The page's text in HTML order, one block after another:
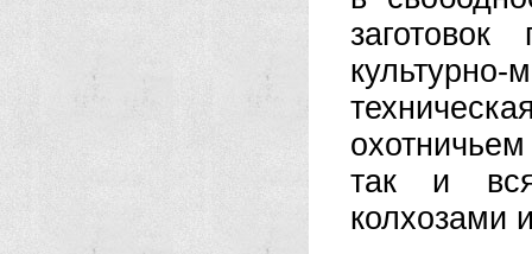
так и
колхозами